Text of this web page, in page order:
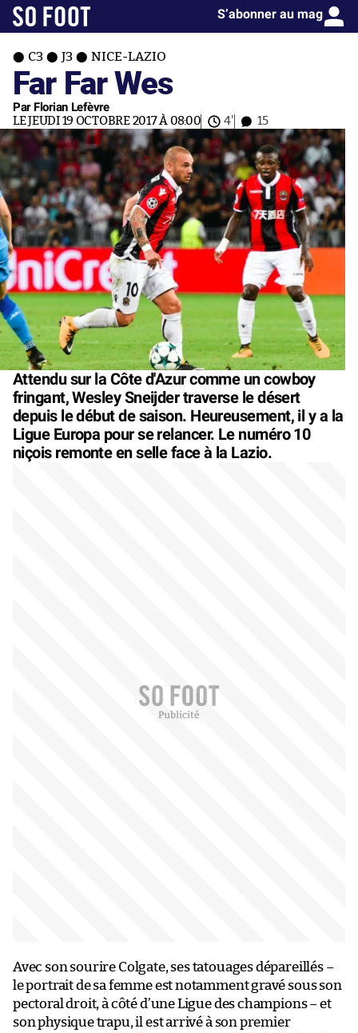
S’abonner au mag
C3 J3 NICE-LAZIO
Far Far Wes
Par Florian Lefèvre
LE JEUDI 19 OCTOBRE 2017 À 08:00 4' 15
Attendu sur la Côte d'Azur comme un cowboy
fringant, Wesley Sneijder traverse le désert
depuis le début de saison. Heureusement, il y a la
Ligue Europa pour se relancer. Le numéro 10
niçois remonte en selle face à la Lazio.
Avec son sourire Colgate, ses tatouages dépareillés –
le portrait de sa femme est notamment gravé sous son
pectoral droit, à côté d’une Ligue des champions – et
son physique trapu, il est arrivé à son premier